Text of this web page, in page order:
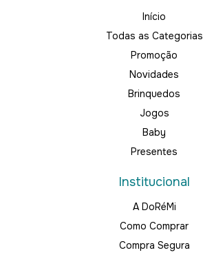
Início
Todas as Categorias
Promoção
Novidades
Brinquedos
Jogos
Baby
Presentes
Institucional
A DoRéMi
Como Comprar
Compra Segura